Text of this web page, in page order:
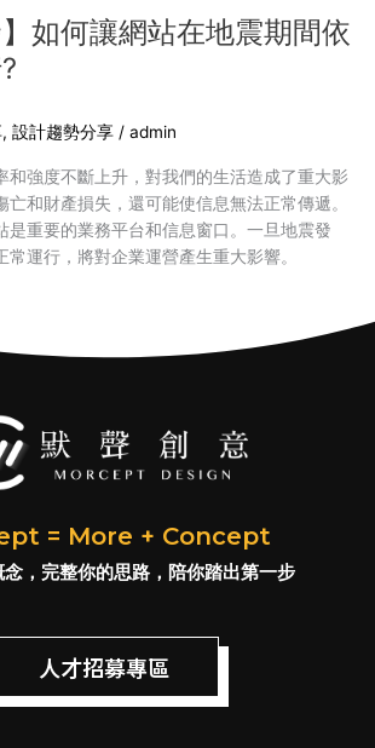
】如何讓網站在地震期間依
, 設計趨勢分享 / admin
和強度不斷上升，對我們的生活造成了重大影
亡和財產損失，還可能使信息無法正常傳遞。
是重要的業務平台和信息窗口。一旦地震發
運行，將對企業運營產生重大影響。
= More + Concept
，完整你的思路，陪你踏出第一步
人才招募專區